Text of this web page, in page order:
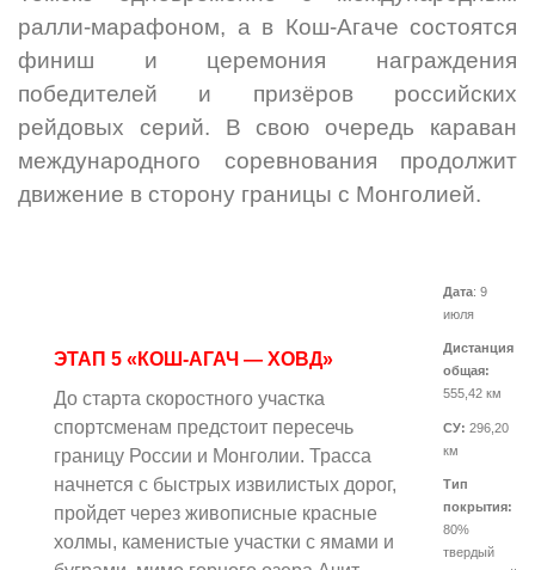
ралли-марафоном, а в Кош-Агаче состоятся
финиш и церемония награждения
победителей и призёров российских
рейдовых серий. В свою очередь караван
международного соревнования продолжит
движение в сторону границы с Монголией.
ЭТАП 5 «КОШ-АГАЧ — ХОВД»
До старта скоростного участка
спортсменам предстоит пересечь
границу России и Монголии. Трасса
начнется с быстрых извилистых дорог,
пройдет через живописные красные
холмы, каменистые участки с ямами и
Дата: 9
июля
Дистанция
общая:
555,42 км
СУ: 296,20
км
Тип
покрытия:
80%
твердый